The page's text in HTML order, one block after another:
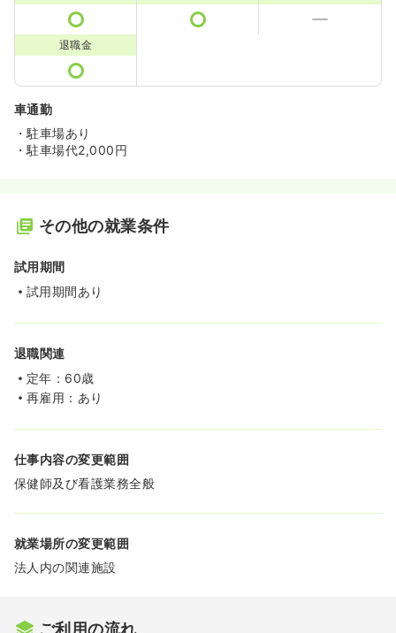
退職金
車通勤
・駐車場あり
・駐車場代2,000円
その他の就業条件
試用期間
試用期間あり
退職関連
定年：60歳
再雇用：あり
仕事内容の変更範囲
保健師及び看護業務全般
就業場所の変更範囲
法人内の関連施設
ご利用の流れ